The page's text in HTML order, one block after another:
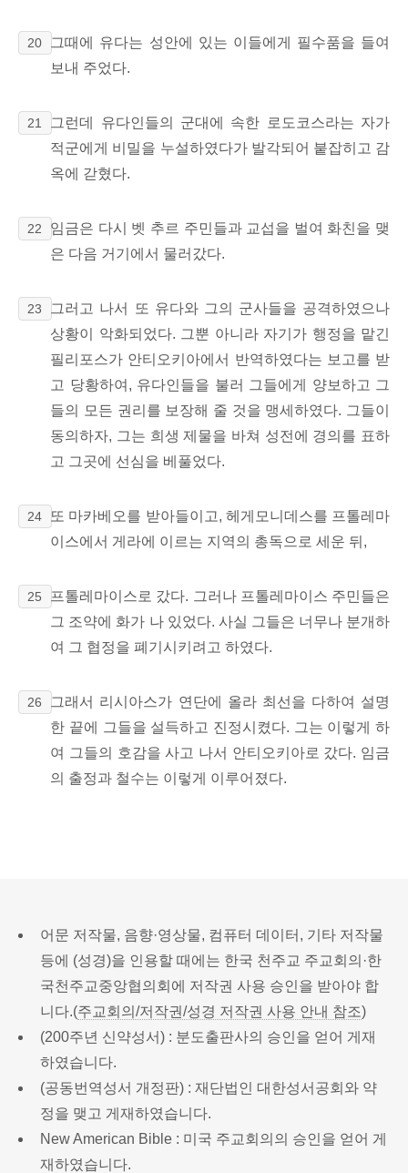
20
그때에 유다는 성안에 있는 이들에게 필수품을 들여
보내 주었다.
21
그런데 유다인들의 군대에 속한 로도코스라는 자가
적군에게 비밀을 누설하였다가 발각되어 붙잡히고 감
옥에 갇혔다.
22
임금은 다시 벳 추르 주민들과 교섭을 벌여 화친을 맺
은 다음 거기에서 물러갔다.
23
그러고 나서 또 유다와 그의 군사들을 공격하였으나
상황이 악화되었다. 그뿐 아니라 자기가 행정을 맡긴
필리포스가 안티오키아에서 반역하였다는 보고를 받
고 당황하여, 유다인들을 불러 그들에게 양보하고 그
들의 모든 권리를 보장해 줄 것을 맹세하였다. 그들이
동의하자, 그는 희생 제물을 바쳐 성전에 경의를 표하
고 그곳에 선심을 베풀었다.
24 또 마카베오를 받아들이고, 헤게모니데스를 프톨레마
이스에서 게라에 이르는 지역의 총독으로 세운 뒤,
25 프톨레마이스로 갔다. 그러나 프톨레마이스 주민들은
그 조약에 화가 나 있었다. 사실 그들은 너무나 분개하
여 그 협정을 폐기시키려고 하였다.
26
그래서 리시아스가 연단에 올라 최선을 다하여 설명
한 끝에 그들을 설득하고 진정시켰다. 그는 이렇게 하
여 그들의 호감을 사고 나서 안티오키아로 갔다. 임금
의 출정과 철수는 이렇게 이루어졌다.
어문 저작물, 음향·영상물, 컴퓨터 데이터, 기타 저작물
등에 (성경)을 인용할 때에는 한국 천주교 주교회의·한
국천주교중앙협의회에 저작권 사용 승인을 받아야 합
니다.(주교회의/저작권/성경 저작권 사용 안내 참조)
(200주년 신약성서) : 분도출판사의 승인을 얻어 게재
하였습니다.
(공동번역성서 개정판) : 재단법인 대한성서공회와 약
정을 맺고 게재하였습니다.
New American Bible : 미국 주교회의의 승인을 얻어 게
재하였습니다.